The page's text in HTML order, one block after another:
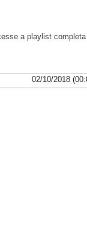
a playlist completa
02/10/2018